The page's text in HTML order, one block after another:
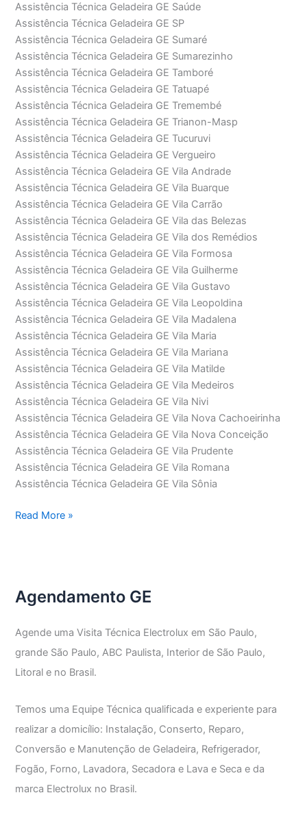
Assistência Técnica Geladeira GE Saúde
Assistência Técnica Geladeira GE SP
Assistência Técnica Geladeira GE Sumaré
Assistência Técnica Geladeira GE Sumarezinho
Assistência Técnica Geladeira GE Tamboré
Assistência Técnica Geladeira GE Tatuapé
Assistência Técnica Geladeira GE Tremembé
Assistência Técnica Geladeira GE Trianon-Masp
Assistência Técnica Geladeira GE Tucuruvi
Assistência Técnica Geladeira GE Vergueiro
Assistência Técnica Geladeira GE Vila Andrade
Assistência Técnica Geladeira GE Vila Buarque
Assistência Técnica Geladeira GE Vila Carrão
Assistência Técnica Geladeira GE Vila das Belezas
Assistência Técnica Geladeira GE Vila dos Remédios
Assistência Técnica Geladeira GE Vila Formosa
Assistência Técnica Geladeira GE Vila Guilherme
Assistência Técnica Geladeira GE Vila Gustavo
Assistência Técnica Geladeira GE Vila Leopoldina
Assistência Técnica Geladeira GE Vila Madalena
Assistência Técnica Geladeira GE Vila Maria
Assistência Técnica Geladeira GE Vila Mariana
Assistência Técnica Geladeira GE Vila Matilde
Assistência Técnica Geladeira GE Vila Medeiros
Assistência Técnica Geladeira GE Vila Nivi
Assistência Técnica Geladeira GE Vila Nova Cachoeirinha
Assistência Técnica Geladeira GE Vila Nova Conceição
Assistência Técnica Geladeira GE Vila Prudente
Assistência Técnica Geladeira GE Vila Romana
Assistência Técnica Geladeira GE Vila Sônia
Assistência
Read More »
Agendamento GE
Agende uma Visita Técnica Electrolux em São Paulo,
grande São Paulo, ABC Paulista, Interior de São Paulo,
Litoral e no Brasil.
Temos uma Equipe Técnica qualificada e experiente para
realizar a domicílio: Instalação, Conserto, Reparo,
Conversão e Manutenção de Geladeira, Refrigerador,
Fogão, Forno, Lavadora, Secadora e Lava e Seca e da
marca Electrolux no Brasil.